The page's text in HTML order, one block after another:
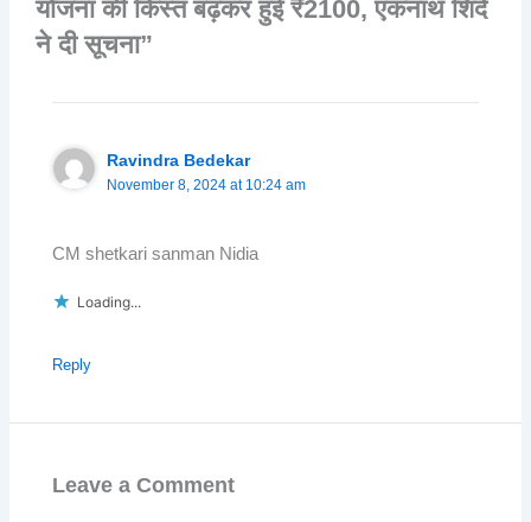
योजना की किस्त बढ़कर हुई ₹2100, एकनाथ शिंदे
ने दी सूचना”
Ravindra Bedekar
November 8, 2024 at 10:24 am
CM shetkari sanman Nidia
Loading...
Reply
Leave a Comment